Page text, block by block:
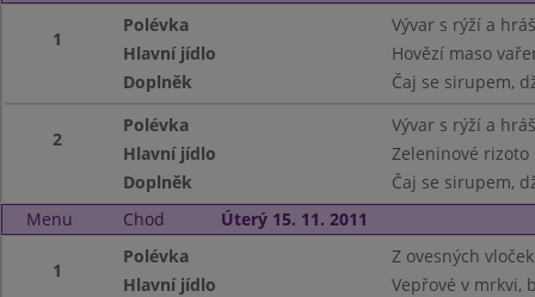
1
Polévka
Vývar s rýží a
Hlavní jídlo
Hovězí maso
Doplněk
Čaj se sirupem,
2
Polévka
Vývar s rýží a
Hlavní jídlo
Zeleninové rizoto
Doplněk
Čaj se sirupem,
Menu
Chod Úterý 15. 11. 2011
1
Polévka
Z ovesných vloček
Hlavní jídlo
Vepřové v mrkvi,